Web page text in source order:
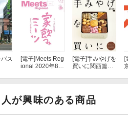
ス
[電子] Meets Reg
ional 2020年8・
[電子]手みやげを
買いに関西篇・
[
が興味のある商品